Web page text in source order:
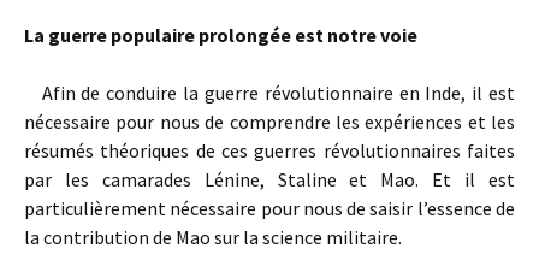
La guerre populaire prolongée est notre voie
Afin de conduire la guerre révolutionnaire en Inde, il est
nécessaire pour nous de comprendre les expériences et les
résumés théoriques de ces guerres révolutionnaires faites
par les camarades Lénine, Staline et Mao. Et il est
particulièrement nécessaire pour nous de saisir l’essence de
la contribution de Mao sur la science militaire.